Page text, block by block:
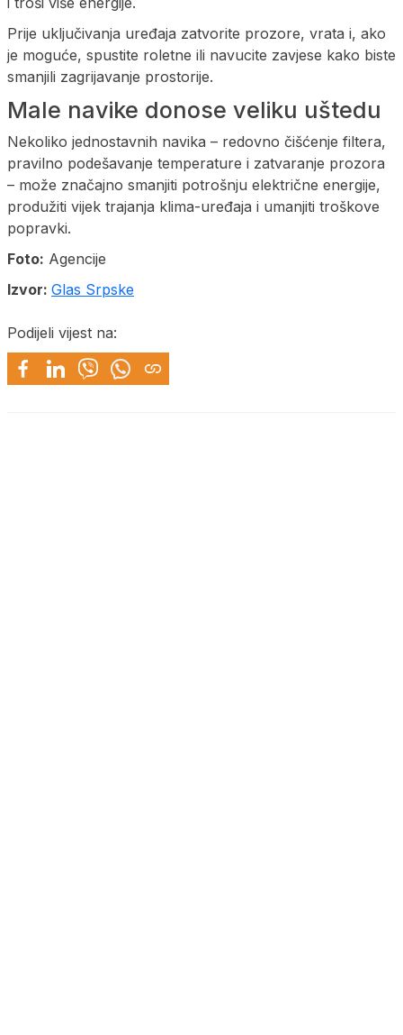
Prije uključivanja uređaja zatvorite prozore, vrata i, ako
je moguće, spustite roletne ili navucite zavjese kako biste
smanjili zagrijavanje prostorije.
Male navike donose veliku uštedu
Nekoliko jednostavnih navika – redovno čišćenje filtera,
pravilno podešavanje temperature i zatvaranje prozora
– može značajno smanjiti potrošnju električne energije,
produžiti vijek trajanja klima-uređaja i umanjiti troškove
popravki.
Foto: Agencije
Izvor: Glas Srpske
Podijeli vijest na: